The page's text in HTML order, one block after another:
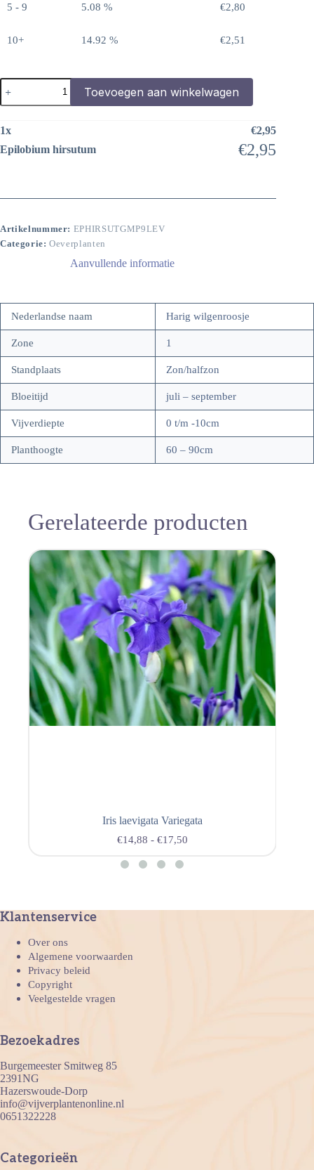
5 - 9 5.08 % €2,80
10+ 14.92 % €2,51
Epilobium
hirsutum
aantal
Toevoegen aan winkelwagen
1x €2,95
Epilobium hirsutum
€2,95
Artikelnummer: EPHIRSUTGMP9LEV
Categorie:Oeverplanten
Aanvullende informatie
Nederlandse naam Harig wilgenroosje
Zone 1
Standplaats Zon/halfzon
Bloeitijd juli – september
Vijverdiepte 0 t/m -10cm
Planthoogte 60 – 90cm
Gerelateerde producten
Iris laevigata Variegata
€14,88 -€17,50
Klantenservice
Over ons
Algemene voorwaarden
Privacy beleid
Copyright
Veelgestelde vragen
Bezoekadres
Burgemeester Smitweg 85
2391NG
Hazerswoude-Dorp
info@vijverplantenonline.nl
0651322228
Categorieën